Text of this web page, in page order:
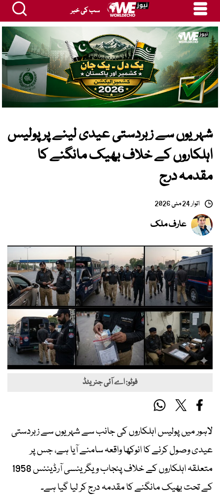
سب کی خبر
شہریوں سے زبردستی عیدی لینے پر پولیس
اہلکاروں کے خلاف بھیک مانگنے کا
مقدمہ درج
اتوار 24 مئی 2026
عارف ملک
فوٹو: اے آئی جنریٹڈ
لاہور میں پولیس اہلکاروں کی جانب سے شہریوں سے زبردستی
عیدی وصول کرنے کا انوکھا واقعہ سامنے آیا ہے، جس پر
متعلقہ اہلکاروں کے خلاف پنجاب ویگرینسی آرڈیننس 1958
کے تحت بھیک مانگنے کا مقدمہ درج کر لیا گیا ہے۔